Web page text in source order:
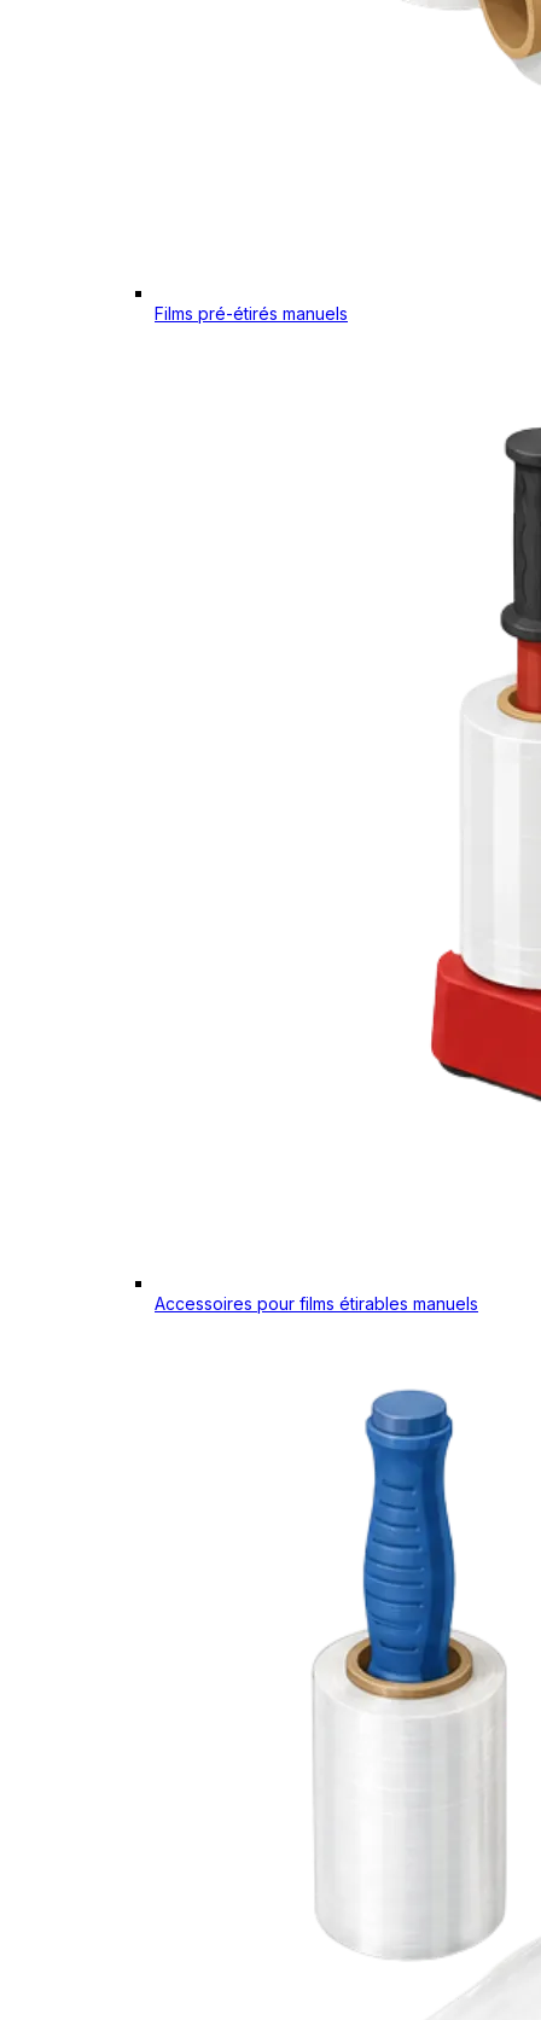
Films pré-étirés manuels
Accessoires pour films étirables manuels